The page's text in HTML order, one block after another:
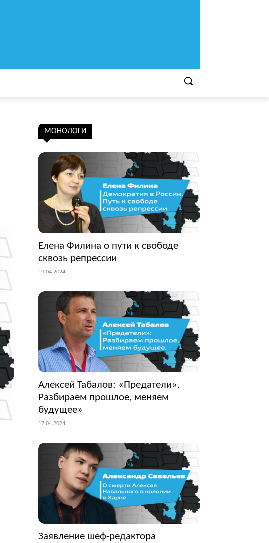
МОНОЛОГИ
Елена Филина о пути к свободе
сквозь репрессии
19.04.2024
Алексей Табалов: «Предатели».
Разбираем прошлое, меняем
будущее»
17.04.2024
Заявление шеф-редактора